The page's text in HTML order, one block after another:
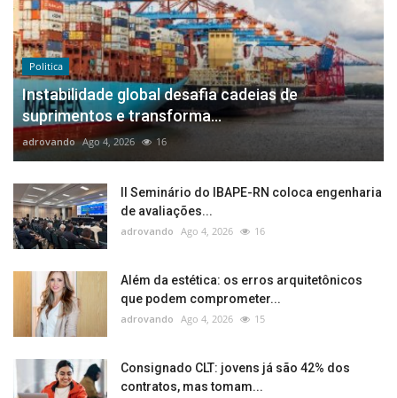
Politica
Instabilidade global desafia cadeias de
suprimentos e transforma...
adrovando Ago 4, 2026 16
II Seminário do IBAPE-RN coloca engenharia
de avaliações...
adrovando Ago 4, 2026 16
Além da estética: os erros arquitetônicos
que podem comprometer...
adrovando Ago 4, 2026 15
Consignado CLT: jovens já são 42% dos
contratos, mas tomam...